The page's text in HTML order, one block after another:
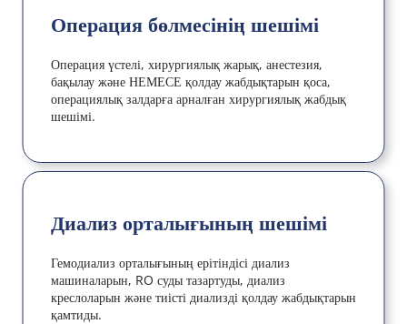
Операция бөлмесінің шешімі
Операция үстелі, хирургиялық жарық, анестезия,
бақылау және НЕМЕСЕ қолдау жабдықтарын қоса,
операциялық залдарға арналған хирургиялық жабдық
шешімі.
Диализ орталығының шешімі
Гемодиализ орталығының ерітіндісі диализ
машиналарын, RO суды тазартуды, диализ
креслоларын және тиісті диализді қолдау жабдықтарын
қамтиды.